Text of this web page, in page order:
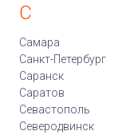
С
Самара
Санкт-Петербург
Саранск
Саратов
Севастополь
Северодвинск